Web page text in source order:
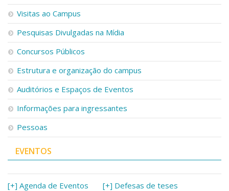
Visitas ao Campus
Pesquisas Divulgadas na Mídia
Concursos Públicos
Estrutura e organização do campus
Auditórios e Espaços de Eventos
Informações para ingressantes
Pessoas
EVENTOS
[+] Agenda de Eventos [+] Defesas de teses